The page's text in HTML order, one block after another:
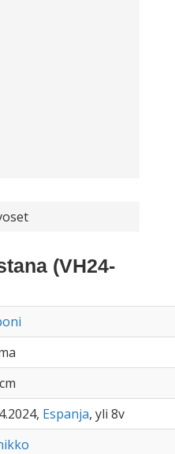
(VH24-
Espanja, yli 8v